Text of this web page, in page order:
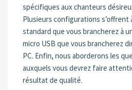
spécifiques aux chanteurs
Plusieurs configurations s’offrent
standard que vous brancherez à
micro USB que vous brancherez
PC. Enfin, nous aborderons les
auxquels vous devrez faire
résultat de qualité.